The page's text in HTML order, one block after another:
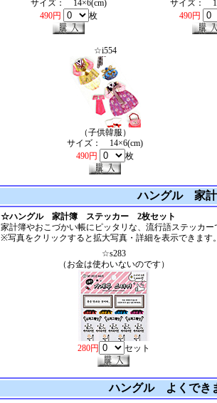
サイズ： 14×6(cm)
サイズ：
490円
枚 490円
☆i554
（子供韓服）
サイズ： 14×6(cm)
490円
枚
ハングル 家計
☆ハングル 家計簿 ステッカー 2枚セット
家計簿やおこづかい帳にピッタリな、流行語ステッカー
※写真をクリックすると拡大写真・詳細を表示できます
☆s283
（お金は使わいないのです）
280円 セット
ハングル よくでき